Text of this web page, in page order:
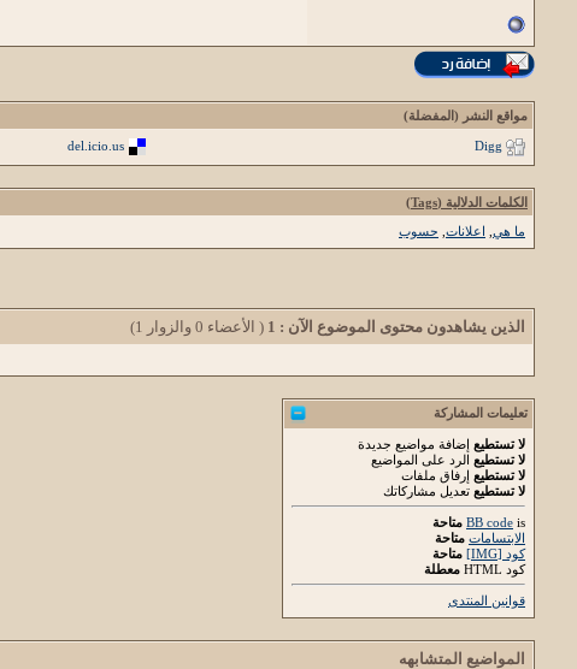
مواقع النشر (المفضلة)
Digg
del.icio.us
الكلمات الدلالية (Tags)
ما هي اعلانات حسوب
الذين يشاهدون محتوى الموضوع الآن : 1 ( الأعضاء 0 والزوار 1)
تعليمات المشاركة
لا تستطيع إضافة مواضيع جديدة
لا تستطيع الرد على المواضيع
لا تستطيع إرفاق ملفات
لا تستطيع تعديل مشاركاتك
BB code is
متاحة
الابتسامات متاحة
كود [IMG]
متاحة
كود HTML
معطلة
قوانين المنتدى
المواضيع المتشابهه